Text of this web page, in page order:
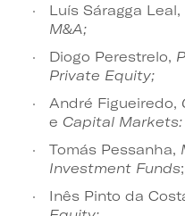
Luís Sáragga Leal,
M&A;
Diogo Perestrelo,
Private Equity;
André Figueiredo,
e Capital
Tomás Pessanha,
Investment Funds;
Inês Pinto da